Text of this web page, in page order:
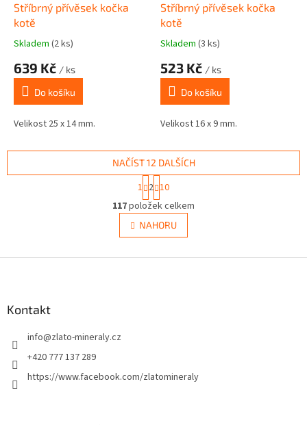
Stříbrný přívěsek kočka
kotě
Skladem (2 ks)
639 Kč / ks
Do košíku
Velikost 25 x 14 mm.
Stříbrný přívěsek kočka
kotě
Skladem (3 ks)
523 Kč / ks
Do košíku
Velikost 16 x 9 mm.
O
v
l
á
ý
NAČÍST 12 DALŠÍCH
t
r
á
n
k
v
1 2 10
117položek celkem
NAHORU
Kontakt
info@zlato-mineraly.cz
+420 777 137 289
https://www.facebook.com/zlatomineraly